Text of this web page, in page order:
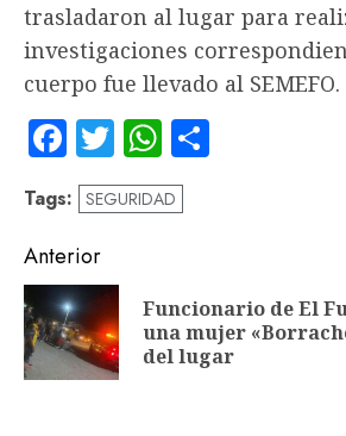
trasladaron al lugar para
investigaciones
cuerpo fue llevado al SEMEFO.
Facebook
TwitterWhatsApp
Tags: SEGURIDAD
Navegación
de
entradas
Anterior
Funcionario de El
una mujer
del lugar